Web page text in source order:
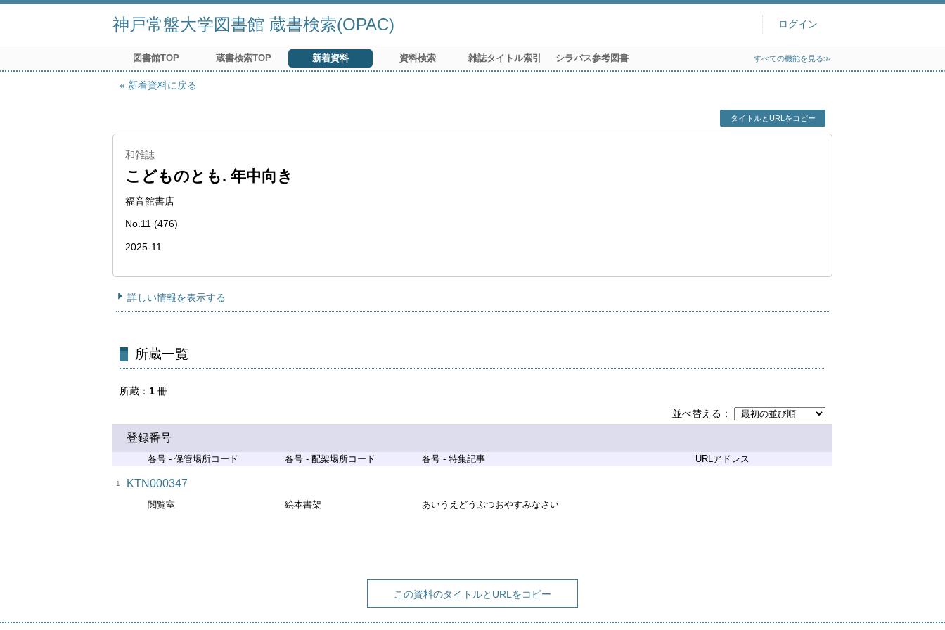
神戸常盤大学図書館 蔵書検索(OPAC) ログイン
図書館TOP 蔵書検索TOP 新着資料 資料検索 雑誌タイトル索引 シラバス参考図書 すべての機能を見る≫
新着資料に戻る
タイトルとURLをコピー
和雑誌
こどものとも. 年中向き
福音館書店
No.11 (476)
2025-11
詳しい情報を表示する
所蔵一覧
所蔵 1 冊
並べ替える
登録番号
各号 - 保管場所コード 各号 - 配架場所コード 各号 - 特集記事 URLアドレス
1 KTN000347
閲覧室 絵本書架 あいうえどうぶつおやすみなさい
この資料のタイトルとURLをコピー